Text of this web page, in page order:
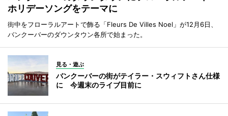
ホリデーソングをテーマに
街中をフローラルアートで飾る「Fleurs De Villes Noel」が12月6日、
バンクーバーのダウンタウン各所で始まった。
見る・遊ぶ
バンクーバーの街がテイラー・スウィフトさん仕様
に 今週末のライブ目前に